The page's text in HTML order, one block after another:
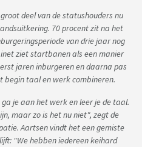
deel van de statushouders nu
70 procent zit na het
van drie jaar nog
ziet startbanen als een manier
jaren inburgeren en daarna pas
begin taal en werk combineren.
je aan het werk en leer je de taal.
maar zo is het nu niet", zegt de
Aartsen vindt het een gemiste
"We hebben iedereen keihard